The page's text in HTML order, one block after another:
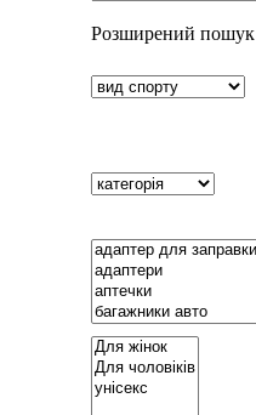
Розширений пошук